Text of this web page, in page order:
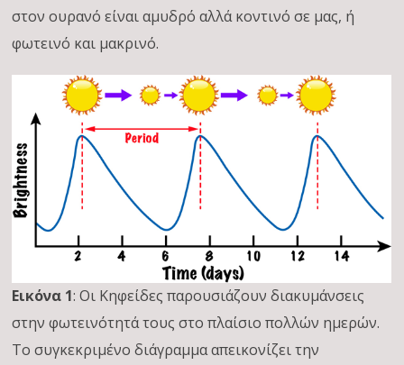
στον ουρανό είναι αμυδρό αλλά κοντινό σε μας, ή
φωτεινό και μακρινό.
Εικόνα 1: Οι Κηφείδες παρουσιάζουν διακυμάνσεις
στην φωτεινότητά τους στο πλαίσιο πολλών ημερών.
Το συγκεκριμένο διάγραμμα απεικονίζει την